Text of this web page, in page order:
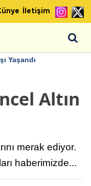
İletişim
Yaşandı
Altın
merak ediyor.
haberimizde...